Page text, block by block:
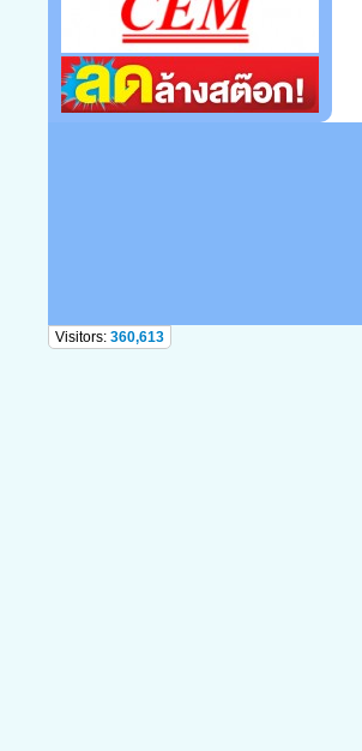
Visitors: 360,613